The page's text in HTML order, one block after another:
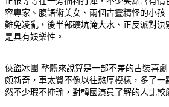
容專家、腹語術美女、兩個古靈精怪的小孩
難免凌亂，後半部礦坑淹大水、正反派對決
是具有娛樂性。
俠盜冰團 整體來說算是一部不差的古裝喜
頗新奇，車太賢不像以往憨厚模樣，多了一
然不少瑕不掩瑜，對韓國演員了解的人比較